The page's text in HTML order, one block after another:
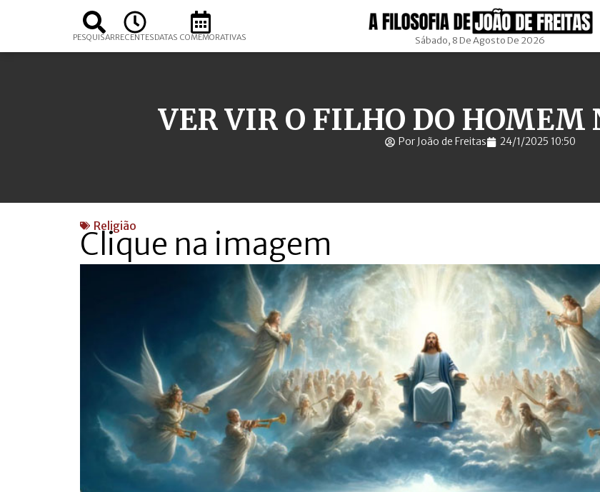
PESQUISARRECENTESDATAS COMEMORATIVAS Sábado, 8 De Agosto De 2026
VER VIR O FILHO DO HOMEM
Por João de Freitas 24/1/2025 10:50
Religião
Clique na imagem